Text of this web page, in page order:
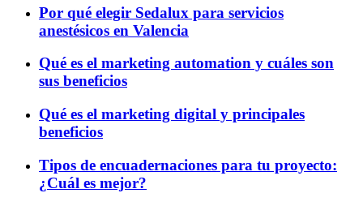
Por qué elegir Sedalux para servicios
anestésicos en Valencia
Qué es el marketing automation y cuáles son
sus beneficios
Qué es el marketing digital y principales
beneficios
Tipos de encuadernaciones para tu proyecto:
¿Cuál es mejor?